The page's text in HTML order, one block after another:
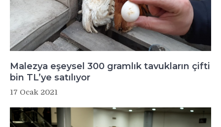
Malezya eşeysel 300 gramlık tavukların çifti
bin TL’ye satılıyor
17 Ocak 2021